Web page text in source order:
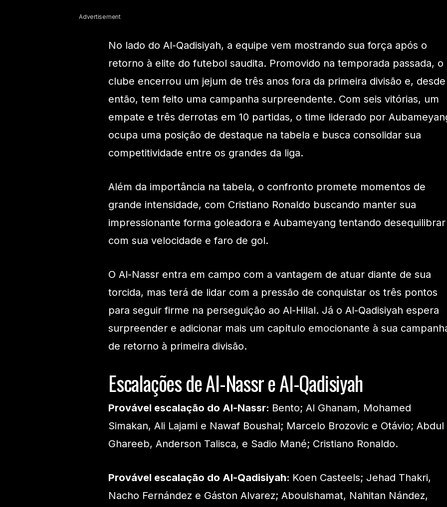
Advertisement
No lado do Al-Qadisiyah, a equipe vem mostrando sua força após o
retorno à elite do futebol saudita. Promovido na temporada passada, o
clube encerrou um jejum de três anos fora da primeira divisão e, desde
então, tem feito uma campanha surpreendente. Com seis vitórias, um
empate e três derrotas em 10 partidas, o time liderado por
ocupa uma posição de destaque na tabela e busca consolidar sua
competitividade entre os grandes da liga.
Além da importância na tabela, o confronto promete momentos de
grande intensidade, com Cristiano Ronaldo buscando manter sua
impressionante forma goleadora e Aubameyang tentando desequilibrar
com sua velocidade e faro de gol.
O Al-Nassr entra em campo com a vantagem de atuar diante de sua
torcida, mas terá de lidar com a pressão de conquistar os três pontos
para seguir firme na perseguição ao Al-Hilal. Já o Al-Qadisiyah espera
surpreender e adicionar mais um capítulo emocionante à sua
de retorno à primeira divisão.
Escalações de Al-Nassr e Al-Qadisiyah
Provável escalação do Al-Nassr: Bento; Al Ghanam, Mohamed
Simakan, Ali Lajami e Nawaf Boushal; Marcelo Brozovic e Otávio; Abdul
Ghareeb, Anderson Talisca, e Sadio Mané; Cristiano Ronaldo.
Provável escalação do Al-Qadisiyah: Koen Casteels; Jehad Thakri,
Nacho Fernández e Gáston Alvarez; Aboulshamat, Nahitan Nández,